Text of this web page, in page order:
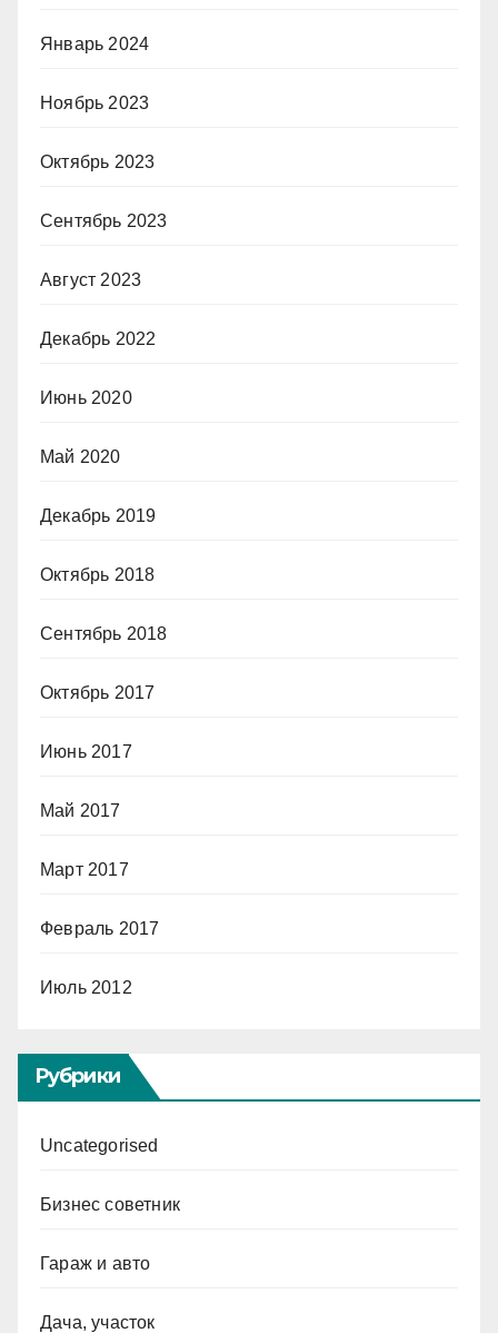
Январь 2024
Ноябрь 2023
Октябрь 2023
Сентябрь 2023
Август 2023
Декабрь 2022
Июнь 2020
Май 2020
Декабрь 2019
Октябрь 2018
Сентябрь 2018
Октябрь 2017
Июнь 2017
Май 2017
Март 2017
Февраль 2017
Июль 2012
Рубрики
Uncategorised
Бизнес советник
Гараж и авто
Дача, участок